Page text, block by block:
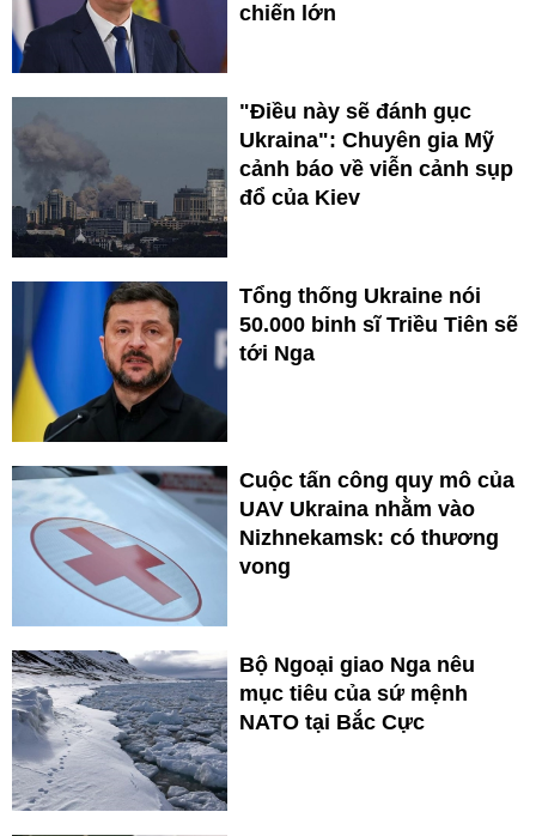
chiến lớn
"Điều này sẽ đánh gục
Ukraina": Chuyên gia Mỹ
cảnh báo về viễn cảnh sụp
đổ của Kiev
Tổng thống Ukraine nói
50.000 binh sĩ Triều Tiên sẽ
tới Nga
Cuộc tấn công quy mô của
UAV Ukraina nhằm vào
Nizhnekamsk: có thương
vong
Bộ Ngoại giao Nga nêu
mục tiêu của sứ mệnh
NATO tại Bắc Cực